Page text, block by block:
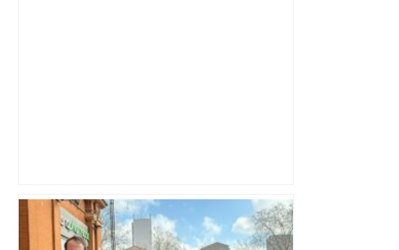
Capilla en bleu ciel pour combien de
temps encore ? Toulouse et l'UBB aux